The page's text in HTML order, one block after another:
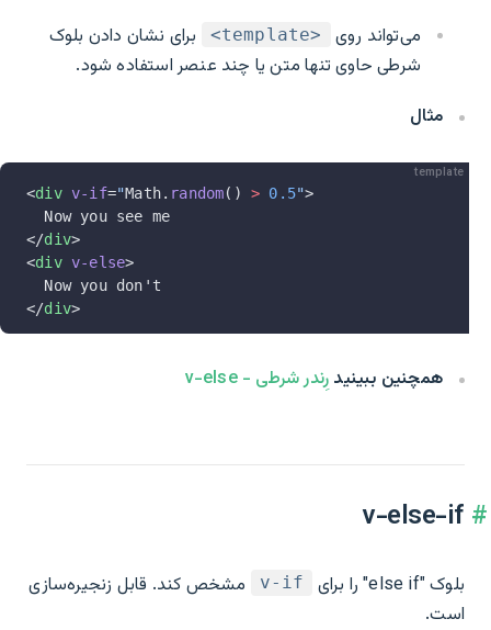
می‌تواند روی <template>
برای نشان دادن بلوک
شرطی حاوی تنها متن یا چند عنصر استفاده شود.
مثال
template
<div v-if="Math. random() > 0.5">
  Now you see me
</div>
<div v-else>
  Now you don't
</div>
همچنین ببینید رِندر شرطی - v-else
v-else-if
بلوک "else if" را برای v-if
مشخص کند. قابل زنجیره‌سازی
است.